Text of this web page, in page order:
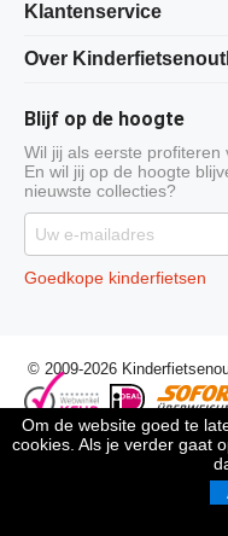
Om de website goed te
cookies. Als je verder gaat
Klantenservice
Over
Blijf op de hoogte
Wil jij als eerste
En wil jij op de hoogte
nieuwste collecties?
Goedkope kinderfietsen
© 2009-2026